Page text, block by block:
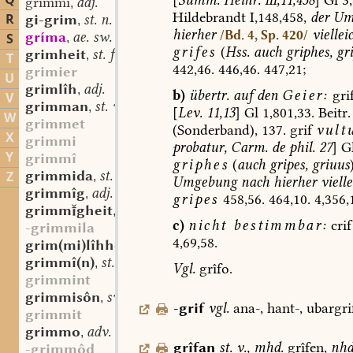
R
S
T
U
V
W
X
Y
Z
,
gi-grim, st. n.
gríma, ae. sw. m.
grimheit, st. f.
grimier
grimlîh, adj.
grimman, st. v.
grimmet
grimmi
grimmî
grimmida, st. f.
grimmîg, adj.
grimmgheit,
-grimmila
grim(mi)lîhho
grimmî(n), st. f.
grimmint
grimmisôn, sw. v.
grimmit
grimmo, adv.
-grimmôd
HildebrandtI,148,458, der
hierher /Bd. 4, Sp. 420/
grifes (Hss.auchgriphes,
442,46. 446,46. 447,21;
b) übertr.aufden Geier:
[Lev.11,13] Gl1,801,33. Beitr.
(Sonderband),137. grif
probatur,Carm.dephil.27]
griphes (auch gripes, griuus
Umgebungnachhierher
gripes 458,56. 464,10.
c) nicht bestimmbar: crif
4,69,58.
Vgl.grîfo.
-grif vgl. ana-, hant-,
grîfan st. v., mhd. grîfen,